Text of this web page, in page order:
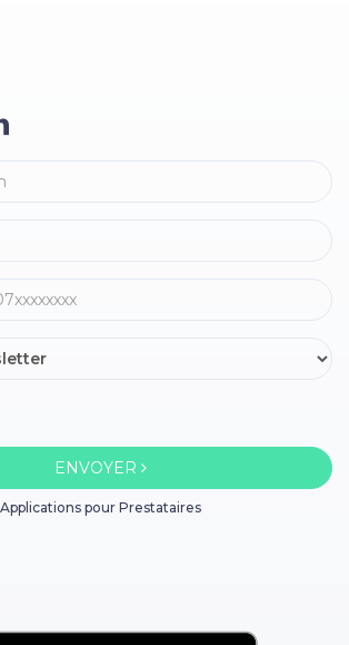
ENVOYER
Applications pour Prestataires